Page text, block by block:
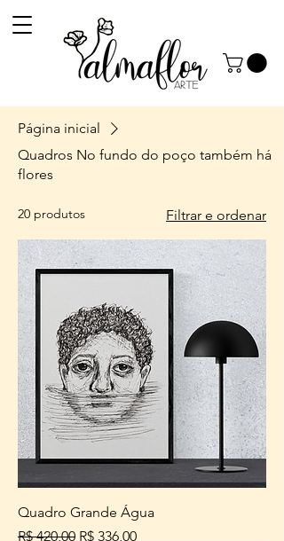
Página inicial
Quadros No fundo do poço também há
flores
20 produtos Filtrar e ordenar
Quadro Grande Água
Preço normal
R$ 420,00 Preço promocional
R$ 336,00